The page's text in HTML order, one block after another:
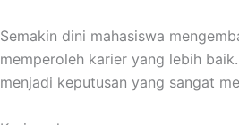
Semakin dini mahasiswa
memperoleh karier yang lebih
menjadi keputusan yang sangat